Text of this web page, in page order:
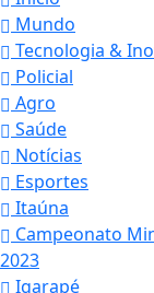
Mundo
Tecnologia &
Policial
Agro
Saúde
Notícias
Esportes
Itaúna
Campeonato
2023
Igarapé